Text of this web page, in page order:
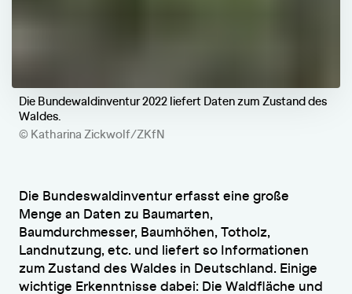
Die Bundewaldinventur 2022 liefert Daten zum Zustand des
Waldes.
© Katharina Zickwolf/ZKfN
Die Bundeswaldinventur erfasst eine große
Menge an Daten zu Baumarten,
Baumdurchmesser, Baumhöhen, Totholz,
Landnutzung, etc. und liefert so Informationen
zum Zustand des Waldes in Deutschland. Einige
wichtige Erkenntnisse dabei: Die Waldfläche und